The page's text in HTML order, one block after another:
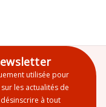
utilisée pour
les actualités de
à tout